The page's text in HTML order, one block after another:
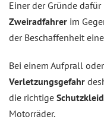
Einer der Gründe dafür
Zweiradfahrer im
der Beschaffenheit
Bei einem Aufprall
Verletzungsgefahr
die richtige
Motorräder.